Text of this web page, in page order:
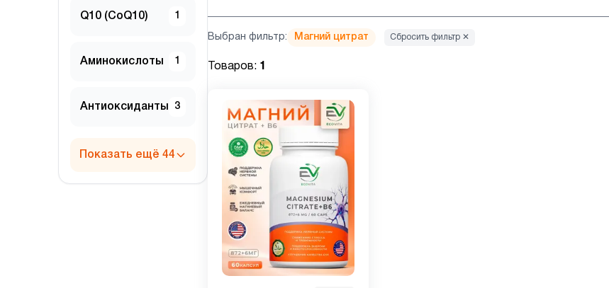
Q10 (CoQ10) 1
Аминокислоты 1
Антиоксиданты 3
Показать ещё 44
Выбран фильтр: Магний цитрат Сбросить фильтр ✕
Товаров: 1